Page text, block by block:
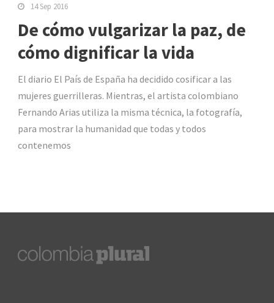
14 Sep 2016
De cómo vulgarizar la paz, de
cómo dignificar la vida
El diario El País de España ha decidido cosificar a las
mujeres guerrilleras. Mientras, el artista colombiano
Fernando Arias utiliza la misma técnica, la fotografía,
para mostrar la humanidad que todas y todos
contenemos